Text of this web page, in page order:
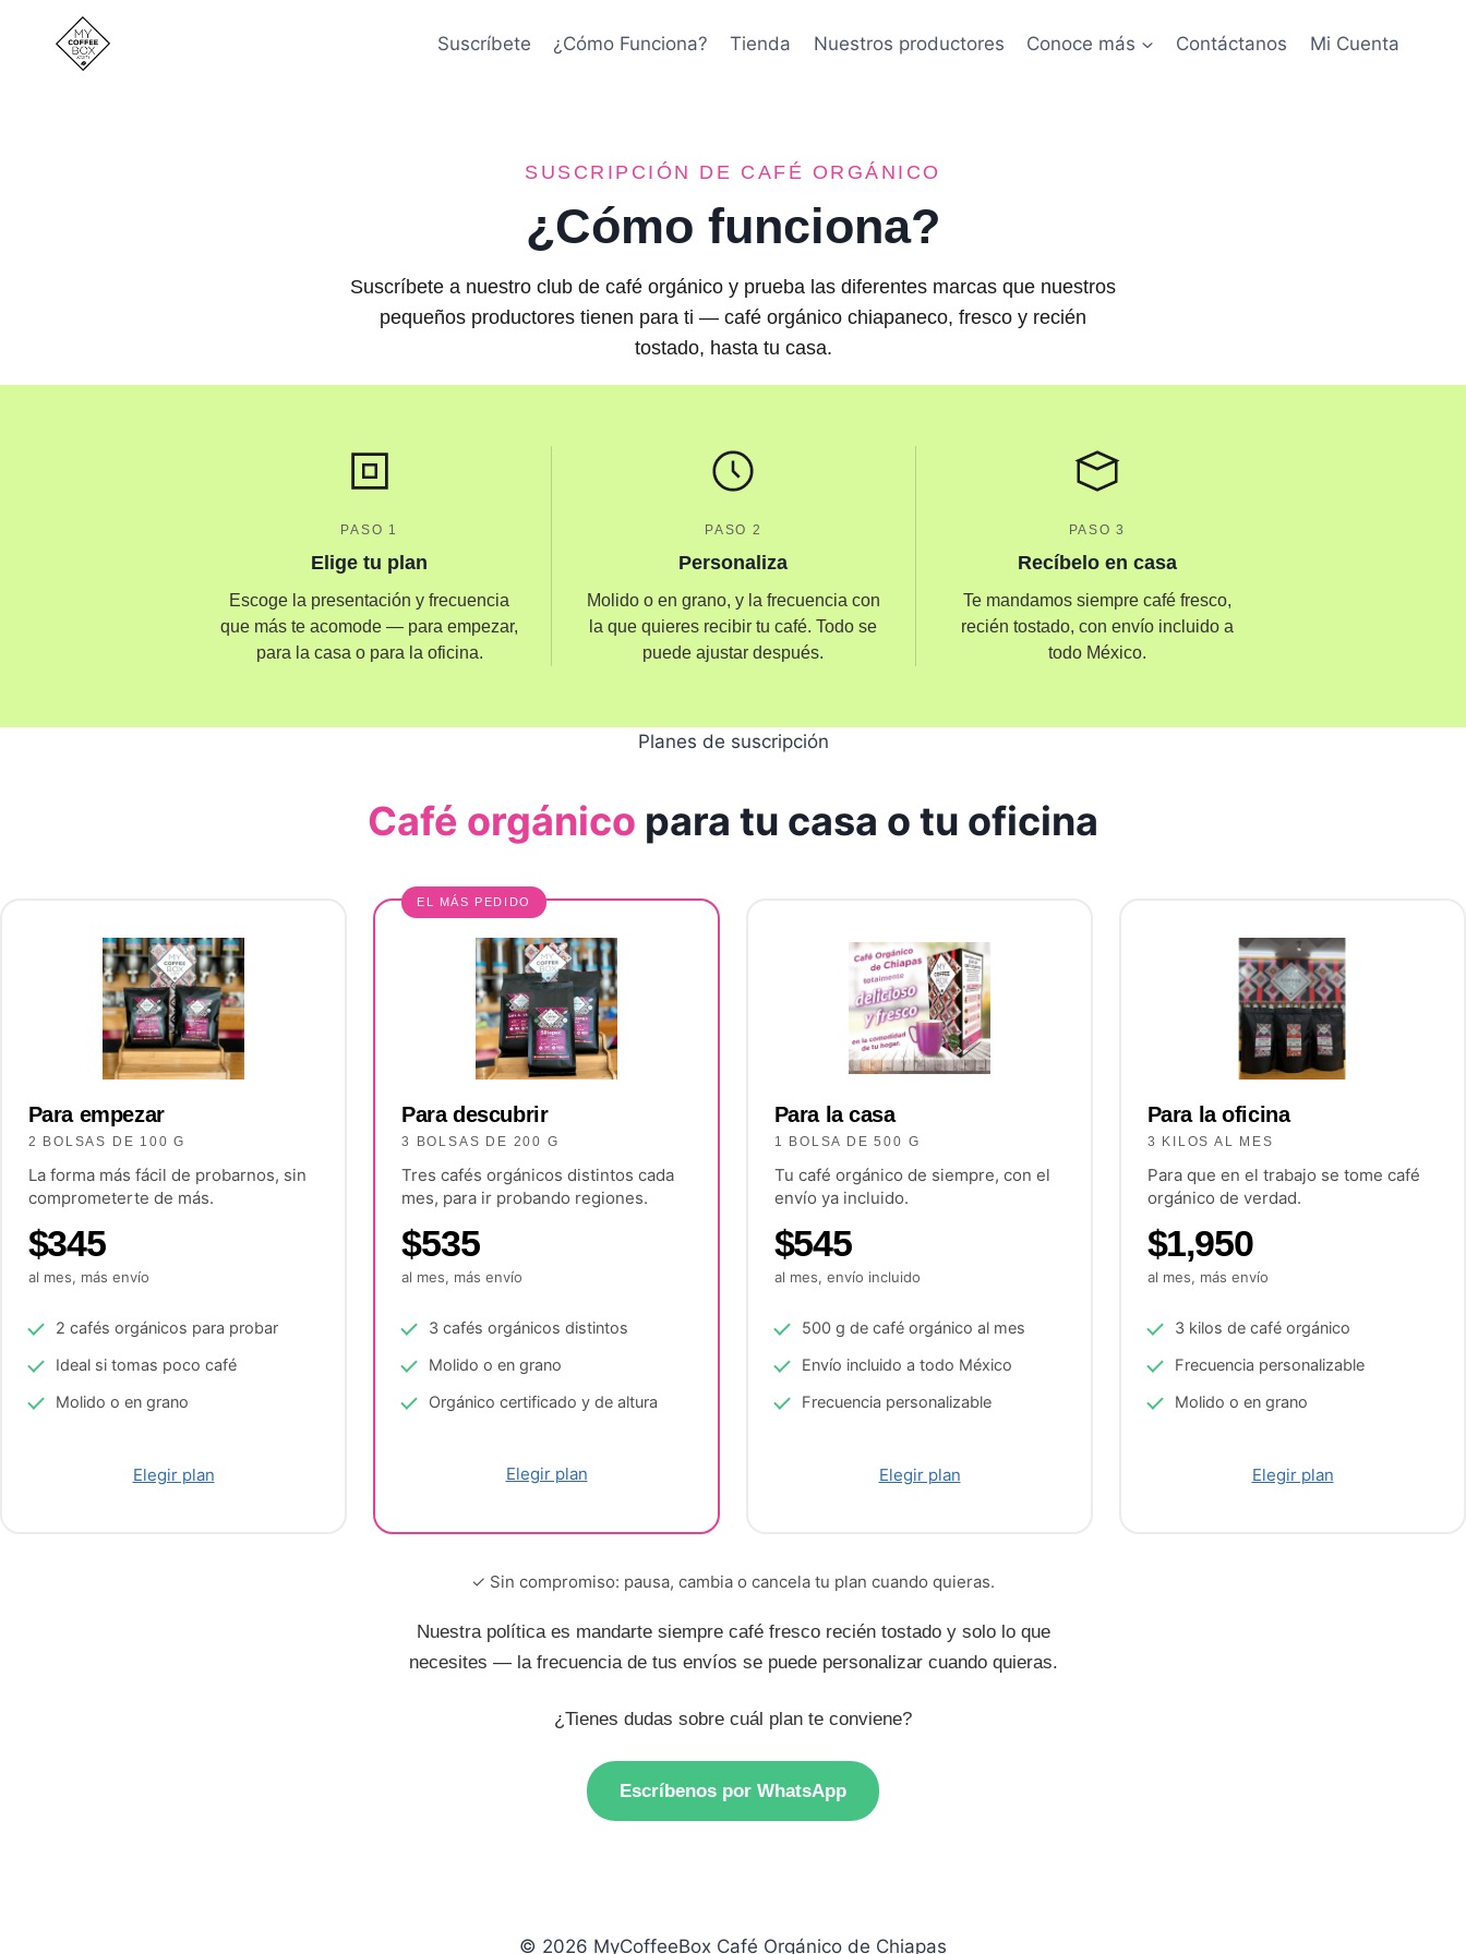
contenido
Suscríbete ¿Cómo Funciona? Tienda Nuestros productores Conoce más Contáctanos Mi Cuenta
SUSCRIPCIÓN DE CAFÉ ORGÁNICO
¿Cómo funciona?
Suscríbete a nuestro club de café orgánico y prueba las diferentes marcas que nuestros
pequeños productores tienen para ti — café orgánico chiapaneco, fresco y recién
tostado, hasta tu casa.
PASO 1
Elige tu plan
Escoge la presentación y frecuencia
que más te acomode — para empezar,
para la casa o para la oficina.
PASO 2
Personaliza
Molido o en grano, y la frecuencia con
la que quieres recibir tu café. Todo se
puede ajustar después.
PASO 3
Recíbelo en casa
Te mandamos siempre café fresco,
recién tostado, con envío incluido a
todo México.
Planes de suscripción
Café orgánico para tu casa o tu oficina
Para empezar
2 BOLSAS DE 100 G
La forma más fácil de probarnos, sin
comprometerte de más.
$345
al mes, más envío
2 cafés orgánicos para probar
Ideal si tomas poco café
Molido o en grano
Elegir plan
EL MÁS PEDIDO
Para descubrir
3 BOLSAS DE 200 G
Tres cafés orgánicos distintos cada
mes, para ir probando regiones.
$535
al mes, más envío
3 cafés orgánicos distintos
Molido o en grano
Orgánico certificado y de altura
Elegir plan
Para la casa
1 BOLSA DE 500 G
Tu café orgánico de siempre, con el
envío ya incluido.
$545
al mes, envío incluido
500 g de café orgánico al mes
Envío incluido a todo México
Frecuencia personalizable
Elegir plan
Para la oficina
3 KILOS AL MES
Para que en el trabajo se tome café
orgánico de verdad.
$1,950
al mes, más envío
3 kilos de café orgánico
Frecuencia personalizable
Molido o en grano
Elegir plan
✓ Sin compromiso: pausa, cambia o cancela tu plan cuando quieras.
Nuestra política es mandarte siempre café fresco recién tostado y solo lo que
necesites — la frecuencia de tus envíos se puede personalizar cuando quieras.
¿Tienes dudas sobre cuál plan te conviene?
Escríbenos por WhatsApp
© 2026 MyCoffeeBox Café Orgánico de Chiapas